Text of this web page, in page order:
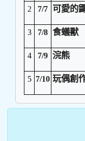
2 7/7 可愛的
3 7/8 食蟻獸
4 7/9 浣熊
5 7/10 玩偶創